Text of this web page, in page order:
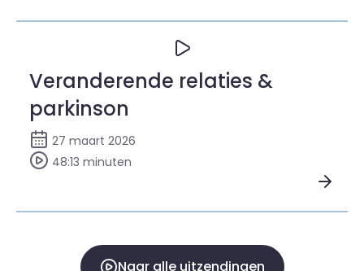
Veranderende relaties &
parkinson
27 maart 2026
48:13 minuten
Naar alle uitzendingen